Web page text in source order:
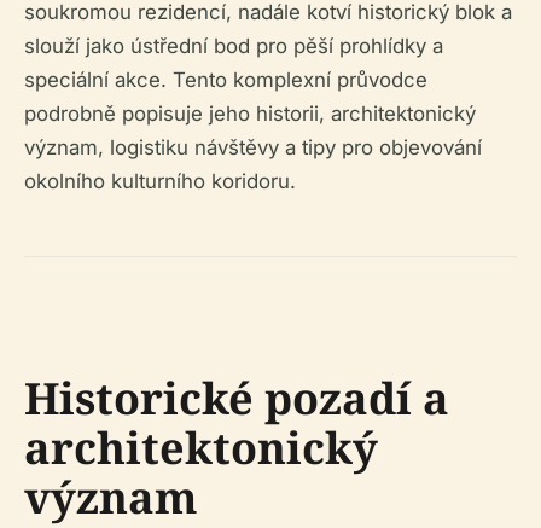
soukromou rezidencí, nadále kotví historický blok a
slouží jako ústřední bod pro pěší prohlídky a
speciální akce. Tento komplexní průvodce
podrobně popisuje jeho historii, architektonický
význam, logistiku návštěvy a tipy pro objevování
okolního kulturního koridoru.
Historické pozadí a
architektonický
význam